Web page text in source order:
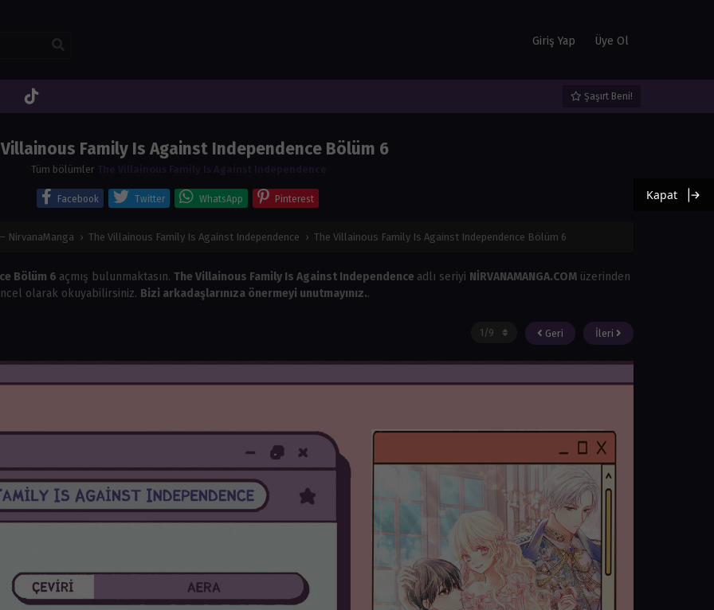
Giriş Yap Üye Ol
Şaşırt Beni!
Family Is Against Independence Bölüm 6
Tüm bölümler The Villainous Family Is Against Independence
Facebook Twitter WhatsApp Pinterest
NirvanaManga › The Villainous Family Is Against Independence › The Villainous Family Is Against Independence Bölüm 6
Bölüm 6 açmış bulunmaktasın. The Villainous Family Is Against Independence adlı seriyi NİRVANAMANGA.COM üzerinden
olarak okuyabilirsiniz. Bizi arkadaşlarınıza önermeyi unutmayınız..
Geri İleri
Kapat